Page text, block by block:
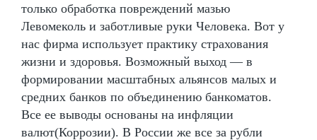
только обработка повреждений мазью
Левомеколь и заботливые руки Человека. Вот у
нас фирма использует практику страхования
жизни и здоровья. Возможный выход — в
формировании масштабных альянсов малых и
средних банков по объединению банкоматов.
Все ее выводы основаны на инфляции
валют(Коррозии). В России же все за рубли